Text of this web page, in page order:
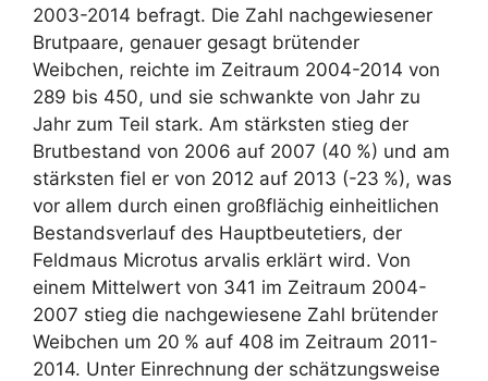
2003-2014 befragt. Die Zahl nachgewiesener
Brutpaare, genauer gesagt brütender
Weibchen, reichte im Zeitraum 2004-2014 von
289 bis 450, und sie schwankte von Jahr zu
Jahr zum Teil stark. Am stärksten stieg der
Brutbestand von 2006 auf 2007 (40 %) und am
stärksten fiel er von 2012 auf 2013 (-23 %), was
vor allem durch einen großflächig einheitlichen
Bestandsverlauf des Hauptbeutetiers, der
Feldmaus Microtus arvalis erklärt wird. Von
einem Mittelwert von 341 im Zeitraum 2004-
2007 stieg die nachgewiesene Zahl brütender
Weibchen um 20 % auf 408 im Zeitraum 2011-
2014. Unter Einrechnung der schätzungsweise